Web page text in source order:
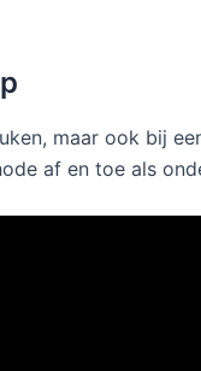
maar ook bij
af en toe als